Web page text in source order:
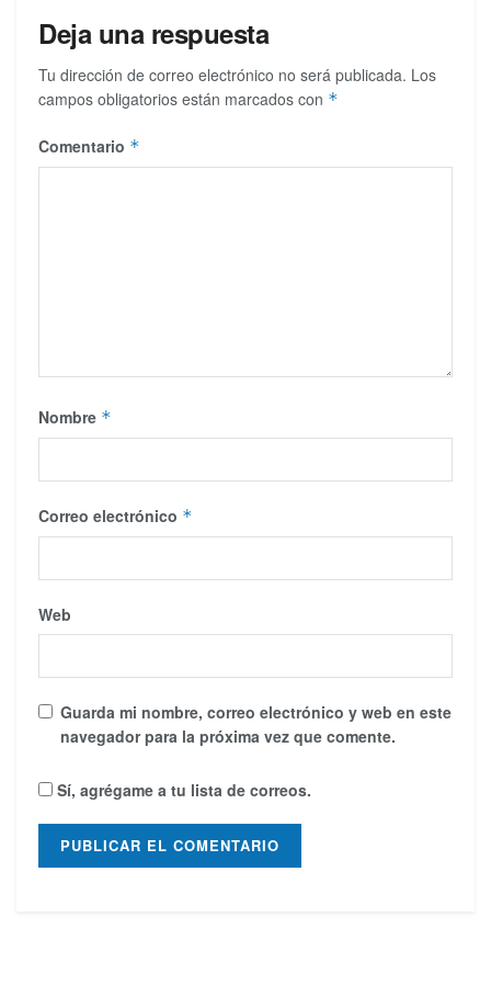
Deja una respuesta
Tu dirección de correo electrónico no será publicada. Los
campos obligatorios están marcados con *
Comentario *
Nombre *
Correo electrónico *
Web
Guarda mi nombre, correo electrónico y web en este
navegador para la próxima vez que comente.
Sí, agrégame a tu lista de correos.